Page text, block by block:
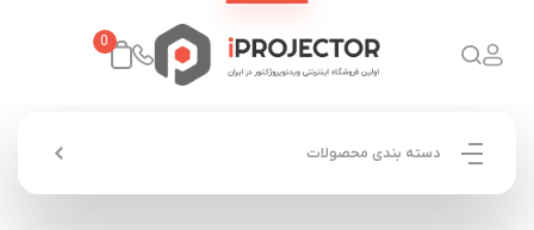
0
دسته بندی محصولات